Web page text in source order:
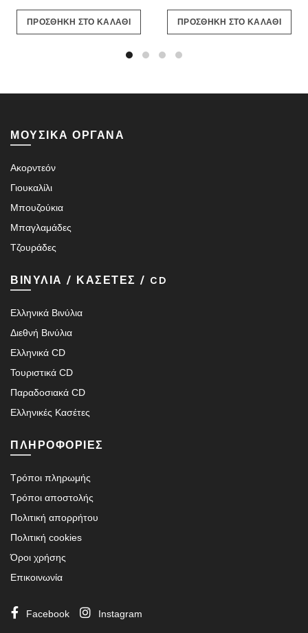
ΠΡΟΣΘΗΚΗ ΣΤΟ ΚΑΛΑΘΙ
price
was:
τιμή
ΠΡΟΣΘΗΚΗ ΣΤΟ ΚΑΛΑΘΙ
ΜΟΥΣΙΚΑ ΟΡΓΑΝΑ
Ακορντεόν
Γιουκαλίλι
Μπουζούκια
Μπαγλαμάδες
Τζουράδες
ΒΙΝΥΛΙΑ / ΚΑΣΕΤΕΣ / CD
Ελληνικά Βινύλια
Διεθνή Βινύλια
Ελληνικά CD
Τουριστικά CD
Παραδοσιακά CD
Ελληνικές Κασέτες
ΠΛΗΡΟΦΟΡΙΕΣ
Τρόποι πληρωμής
Τρόποι αποστολής
Πολιτική απορρήτου
Πολιτική cookies
Όροι χρήσης
Επικοινωνία
Facebook Instagram